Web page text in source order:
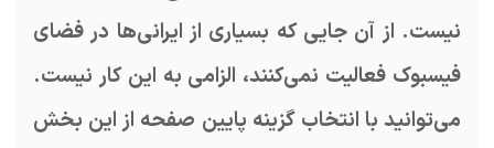
نیست. از آن جایی که بسیاری از ایرانی‌ها در فضای
فیسبوک فعالیت نمی‌کنند، الزامی به این کار نیست.
می‌توانید با انتخاب گزینه پایین صفحه از این بخش